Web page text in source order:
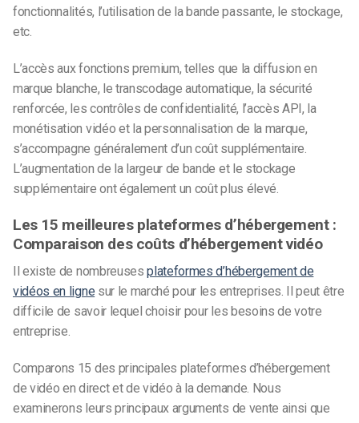
fonctionnalités, l’utilisation de la bande passante, le stockage,
etc.
L’accès aux fonctions premium, telles que la diffusion en
marque blanche, le transcodage automatique, la sécurité
renforcée, les contrôles de confidentialité, l’accès API, la
monétisation vidéo et la personnalisation de la marque,
s’accompagne généralement d’un coût supplémentaire.
L’augmentation de la largeur de bande et le stockage
supplémentaire ont également un coût plus élevé.
Les 15 meilleures plateformes d’hébergement :
Comparaison des coûts d’hébergement vidéo
Il existe de nombreusesplateformes d’hébergement de
vidéos en ligne sur le marché pour les entreprises. Il peut être
difficile de savoir lequel choisir pour les besoins de votre
entreprise.
Comparons 15 des principales plateformes d’hébergement
de vidéo en direct et de vidéo à la demande. Nous
examinerons leurs principaux arguments de vente ainsi que